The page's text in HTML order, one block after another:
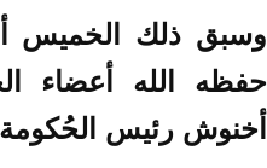
وسبق ذلك الخميس
حفظه الله أعضاء
أخنوش رئيس